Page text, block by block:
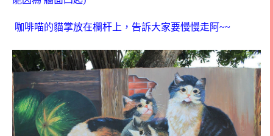
咖啡喵的貓掌放在欄杆上，告訴大家要慢慢走阿~~